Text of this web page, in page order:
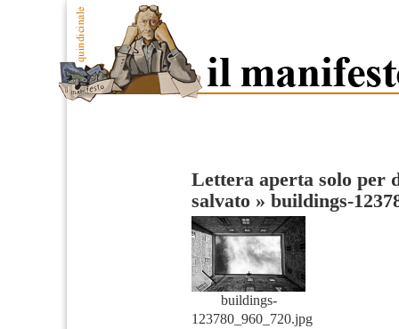
Lettera aperta solo per
salvato » buildings-
buildings-
123780_960_720.jpg